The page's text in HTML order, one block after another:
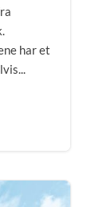
har et